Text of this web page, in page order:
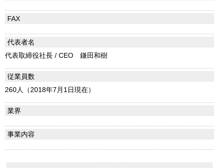
FAX
代表者名
代表取締役社長 / CEO 鎌田和樹
従業員数
260人（2018年7月1日現在）
業界
事業内容